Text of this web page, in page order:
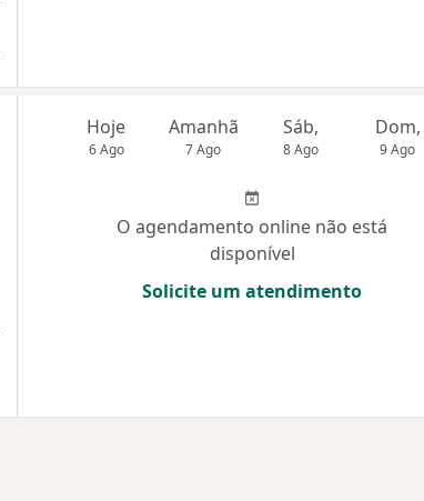
Hoje
6 Ago
Amanhã
7 Ago
Sáb,
8 Ago
Dom,
9 Ago
O agendamento online não está
disponível
Solicite um atendimento